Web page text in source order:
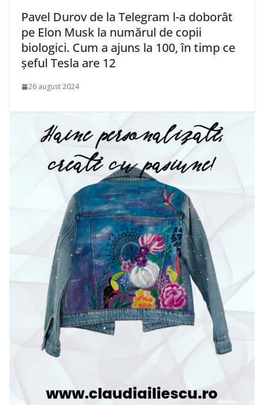
Pavel Durov de la Telegram l-a doborât
pe Elon Musk la numărul de copii
biologici. Cum a ajuns la 100, în timp ce
șeful Tesla are 12
26 august 2024